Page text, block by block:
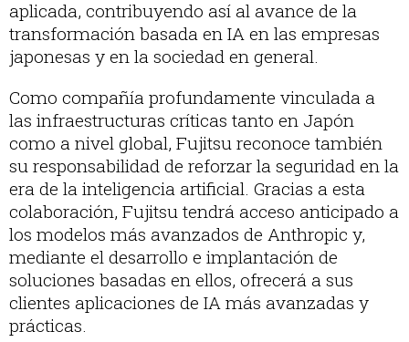
aplicada, contribuyendo así al avance de la
transformación basada en IA en las empresas
japonesas y en la sociedad en general.
Como compañía profundamente vinculada a
las infraestructuras críticas tanto en Japón
como a nivel global, Fujitsu reconoce también
su responsabilidad de reforzar la seguridad en la
era de la inteligencia artificial. Gracias a esta
colaboración, Fujitsu tendrá acceso anticipado a
los modelos más avanzados de Anthropic y,
mediante el desarrollo e implantación de
soluciones basadas en ellos, ofrecerá a sus
clientes aplicaciones de IA más avanzadas y
prácticas.